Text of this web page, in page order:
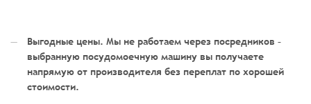
Выгодные цены. Мы не работаем через посредников –
выбранную посудомоечную машину вы получаете
напрямую от производителя без переплат по хорошей
стоимости.